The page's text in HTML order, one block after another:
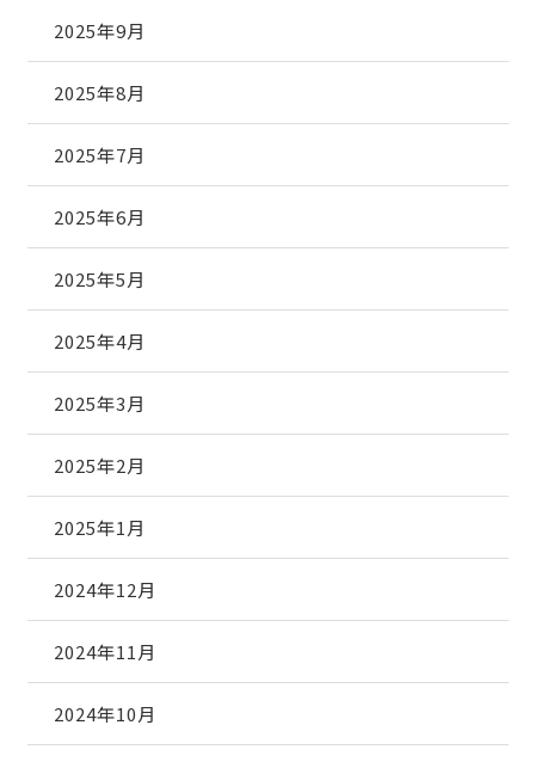
2025年9月
2025年8月
2025年7月
2025年6月
2025年5月
2025年4月
2025年3月
2025年2月
2025年1月
2024年12月
2024年11月
2024年10月